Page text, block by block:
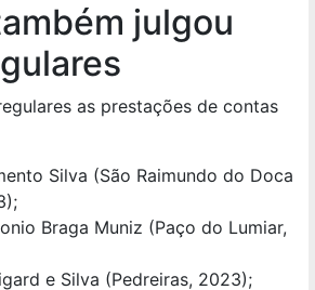
julgou
as prestações de contas
Silva (São Raimundo do Doca
Braga Muniz (Paço do Lumiar,
e Silva (Pedreiras, 2023);